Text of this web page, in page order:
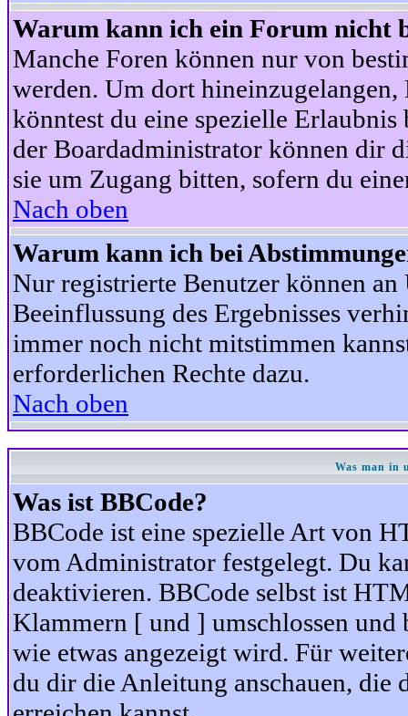
Warum kann ich ein Forum nicht
Manche Foren können nur von
werden. Um dort hineinzugelangen,
könntest du eine spezielle
der Boardadministrator können dir
sie um Zugang bitten, sofern du
Nach oben
Warum kann ich bei
Nur registrierte Benutzer können
Beeinflussung des Ergebnisses
immer noch nicht mitstimmen
erforderlichen Rechte dazu.
Nach oben
Was man in
Was ist BBCode?
BBCode ist eine spezielle Art von
vom Administrator festgelegt. Du
deaktivieren. BBCode selbst ist
Klammern [ und ] umschlossen
wie etwas angezeigt wird. Für
du dir die Anleitung anschauen, die